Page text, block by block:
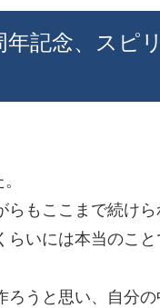
年記念、スピ
もここまで続け
いには本当のこと
うと思い、自分